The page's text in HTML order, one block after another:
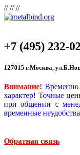
//////
+7 (495) 232-
127015 г.Москва,
Внимание!
характер! Точные
при общении с
временные
Обратная связь